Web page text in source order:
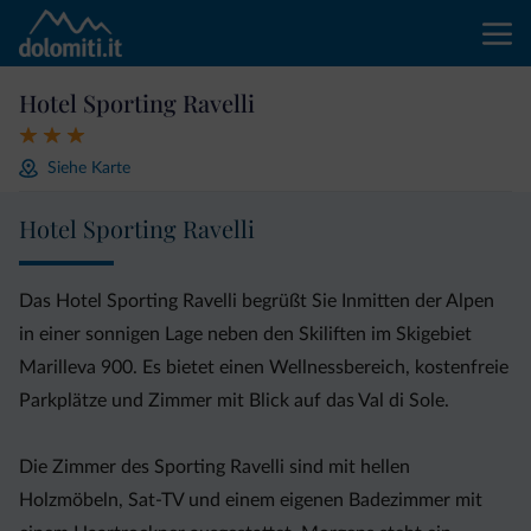
Hotel Sporting Ravelli
Siehe Karte
Hotel Sporting Ravelli
Das Hotel Sporting Ravelli begrüßt Sie Inmitten der Alpen
in einer sonnigen Lage neben den Skiliften im Skigebiet
Marilleva 900. Es bietet einen Wellnessbereich, kostenfreie
Parkplätze und Zimmer mit Blick auf das Val di Sole.
Die Zimmer des Sporting Ravelli sind mit hellen
Holzmöbeln, Sat-TV und einem eigenen Badezimmer mit